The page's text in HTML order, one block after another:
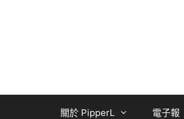
關於 PipperL 電子報